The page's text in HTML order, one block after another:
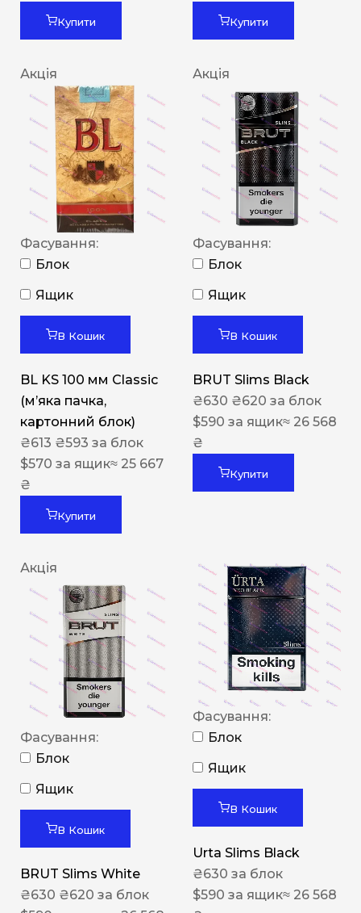
Купити Купити
Акція
Фасування:
Блок
Ящик
В Кошик
BL KS 100 мм Classic
(м’яка пачка,
картонний блок)
₴613 ₴593 за блок
$570 за ящик≈ 25 667
₴
Купити
Акція
Фасування:
Блок
Ящик
В Кошик
BRUT Slims Black
₴630 ₴620 за блок
$590 за ящик≈ 26 568
₴
Купити
Акція
Фасування:
Блок
Ящик
В Кошик
BRUT Slims White
₴630 ₴620 за блок
Фасування:
Блок
Ящик
В Кошик
Urta Slims Black
₴630 за блок
$590 за ящик≈ 26 568